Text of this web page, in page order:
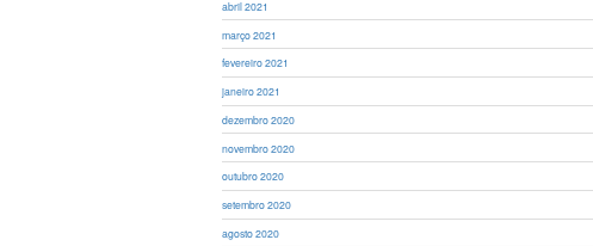
abril 2021
março 2021
fevereiro 2021
janeiro 2021
dezembro 2020
novembro 2020
outubro 2020
setembro 2020
agosto 2020